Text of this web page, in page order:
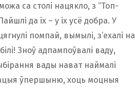
са столі нацякло, з “Топ-
да іх – у іх усё добра. У
помпай, вымылі, з’ехалі на
Зноў адпампоўвалі ваду,
вады нават наймалі
ўпершыню, хоць моцныя